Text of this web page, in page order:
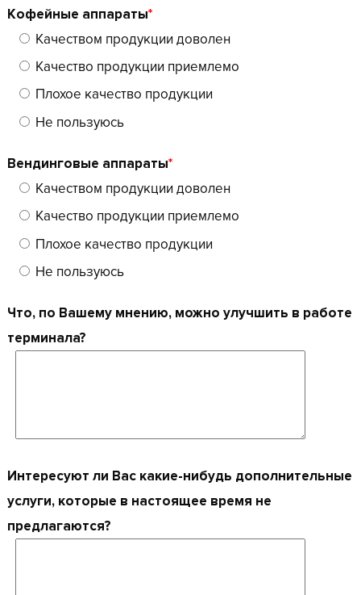
Кофейные аппараты*
Качеством продукции доволен
Качество продукции приемлемо
Плохое качество продукции
Не пользуюсь
Вендинговые аппараты*
Качеством продукции доволен
Качество продукции приемлемо
Плохое качество продукции
Не пользуюсь
Что, по Вашему мнению, можно улучшить в работе
терминала?
Интересуют ли Вас какие-нибудь дополнительные
услуги, которые в настоящее время не
предлагаются?